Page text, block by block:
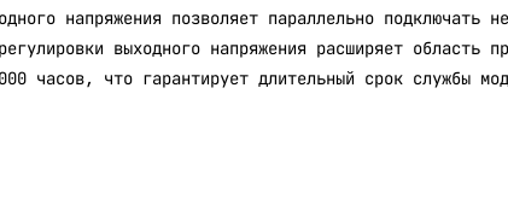
напряжения позволяет параллельно подключать
выходного напряжения расширяет область
часов, что гарантирует длительный срок службы